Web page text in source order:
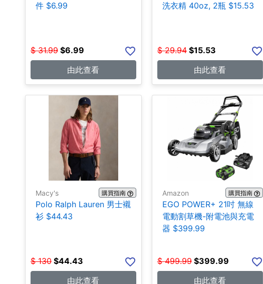
件 $6.99
$ 31.99 $6.99
由此查看
洗衣精 40oz, 2瓶 $15.53
$ 29.94 $15.53
由此查看
Macy's 購買指南
Polo Ralph Lauren 男士襯
衫 $44.43
$ 130 $44.43
由此查看
Amazon 購買指南
EGO POWER+ 21吋 無線
電動割草機-附電池與充電
器 $399.99
$ 499.99 $399.99
由此查看